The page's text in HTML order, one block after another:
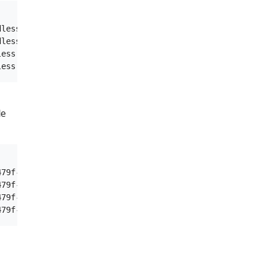
qv84p.headless.default.svc.cluster.local.
zc8lx.headless.default.svc.cluster.local.
q7lf2.headless.default.svc.cluster.local.